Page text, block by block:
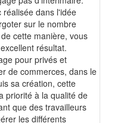
dans l'idée
sur le nombre
cette manière, vous
résultat.
pour privés et
de commerces, dans le
sa création, cette
priorité à la qualité de
que des travailleurs
les différents